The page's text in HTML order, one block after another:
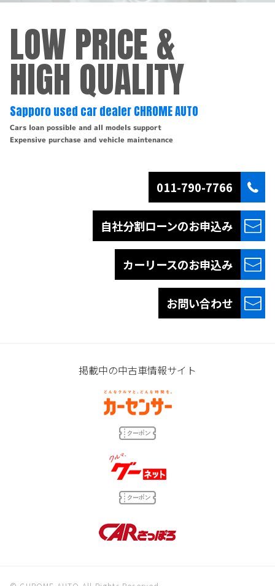
LOW PRICE &
HIGH QUALITY
Sapporo used car dealer CHROME AUTO
Cars loan possible and all models support
Expensive purchase and vehicle maintenance
011-790-7766
自社分割ローンのお申込み
カーリースのお申込み
お問い合わせ
掲載中の中古車情報サイト